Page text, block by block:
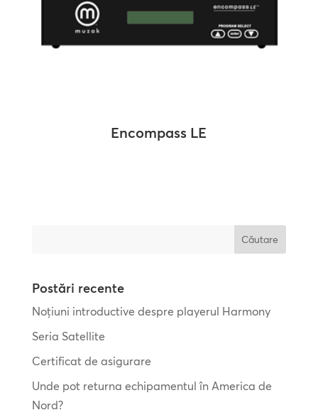
Encompass LE
Căutare
Postări recente
Noțiuni introductive despre playerul Harmony
Seria Satellite
Certificat de asigurare
Unde pot returna echipamentul în America de
Nord?